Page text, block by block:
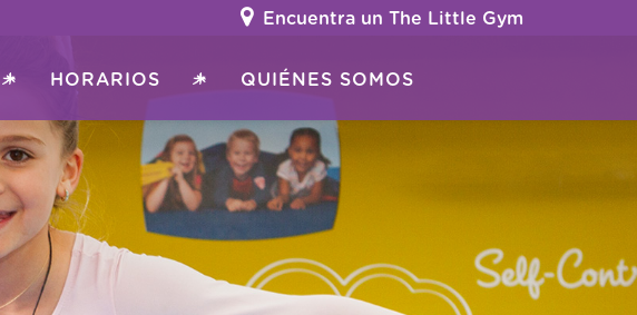
Encuentra un The Little Gym
HORARIOS QUIÉNES SOMOS